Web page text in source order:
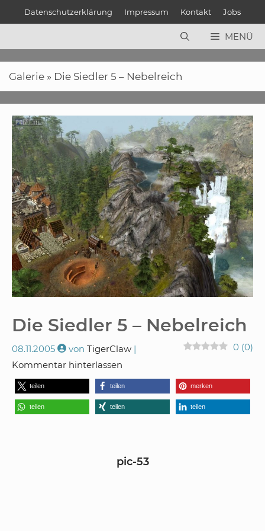
Datenschutzerklärung Impressum Kontakt Jobs
MENÜ
Galerie » Die Siedler 5 – Nebelreich
Die Siedler 5 – Nebelreich
08.11.2005 von TigerClaw 0 (0)
Kommentar hinterlassen
teilen teilen merken
teilen teilen teilen
pic-53